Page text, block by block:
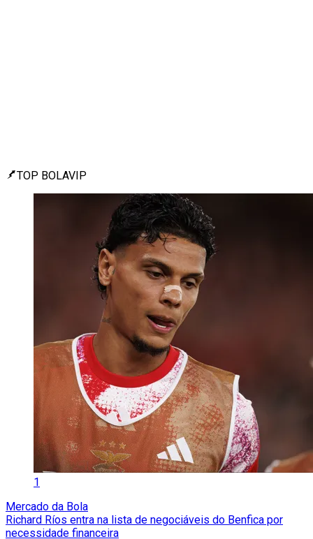
TOP BOLAVIP
1
Mercado da Bola
Richard Ríos entra na lista de negociáveis do Benfica por
necessidade financeira